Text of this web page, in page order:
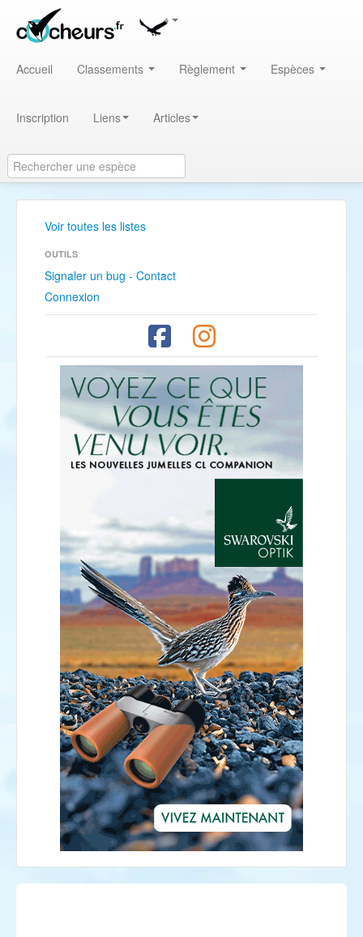
Accueil Classements Règlement Espèces
Inscription Liens Articles
Voir toutes les listes
OUTILS
Signaler un bug - Contact
Connexion